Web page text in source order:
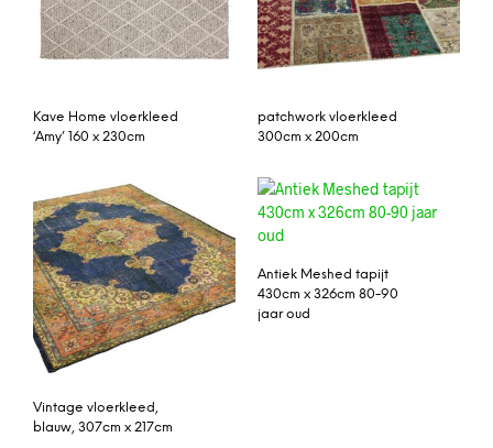
Kave Home vloerkleed
‘Amy’ 160 x 230cm
patchwork vloerkleed
300cm x 200cm
Vintage vloerkleed,
blauw, 307cm x 217cm
Antiek Meshed tapijt
430cm x 326cm 80-90
jaar oud